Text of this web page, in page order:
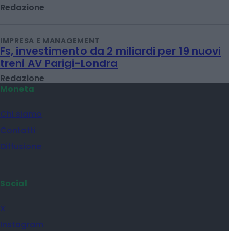
Redazione
IMPRESA E MANAGEMENT
Fs, investimento da 2 miliardi per 19 nuovi
treni AV Parigi-Londra
Redazione
Moneta
Chi siamo
Contatti
Diffusione
Social
X
Instagram